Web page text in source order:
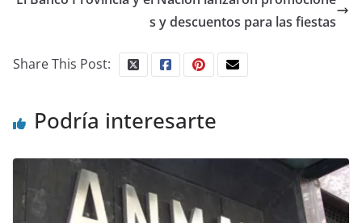
s y descuentos para las fiestas
Share This Post:
Podría interesarte